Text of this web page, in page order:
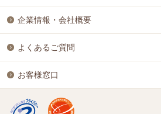
企業情報・会社概要
よくあるご質問
お客様窓口